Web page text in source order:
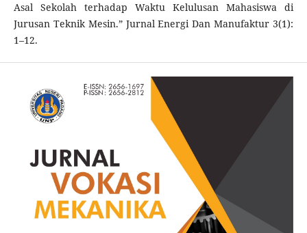
Asal Sekolah terhadap Waktu Kelulusan Mahasiswa di
Jurusan Teknik Mesin.” Jurnal Energi Dan Manufaktur 3(1):
1–12.